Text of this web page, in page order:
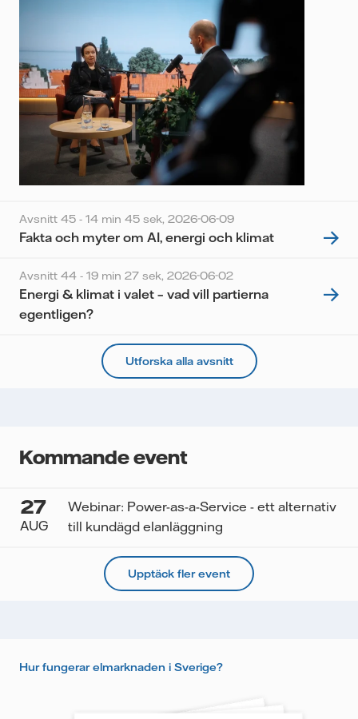
Avsnitt 45 - 14 min 45 sek, 2026-06-09
Fakta och myter om AI, energi och klimat
Avsnitt 44 - 19 min 27 sek, 2026-06-02
Energi & klimat i valet – vad vill partierna
egentligen?
Utforska alla avsnitt
Kommande event
27
AUG
Webinar: Power-as-a-Service - ett alternativ
till kundägd elanläggning
Upptäck fler event
Hur fungerar elmarknaden i Sverige?